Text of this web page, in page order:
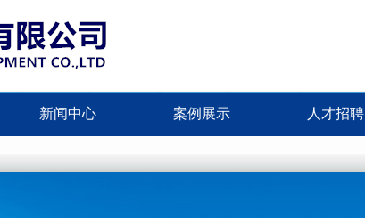
新闻中心 案例展示 人才招聘